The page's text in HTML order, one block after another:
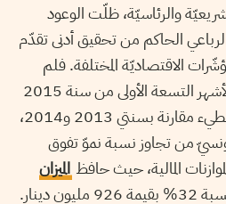
والرئاسيّة، ظلّت الوعود
الحاكم من تحقيق أدنى تقدّم
الاقتصاديّة المختلفة. فلم
خلال الأشهر التسعة الأولى من سنة 2015
نسبة 0.7%، ضمن نسق بطيء مقارنة بسنتي 2013 و2014،
من تجاوز نسبة نموّ تفوق
الميزان
على حالة العجز بنسبة 32% بقيمة 926 مليون دينار.